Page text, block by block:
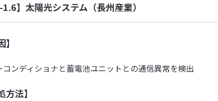
1.6】太陽光システム（長州産業）
】
コンディショナと蓄電池ユニットとの通信異常を検出
方法】